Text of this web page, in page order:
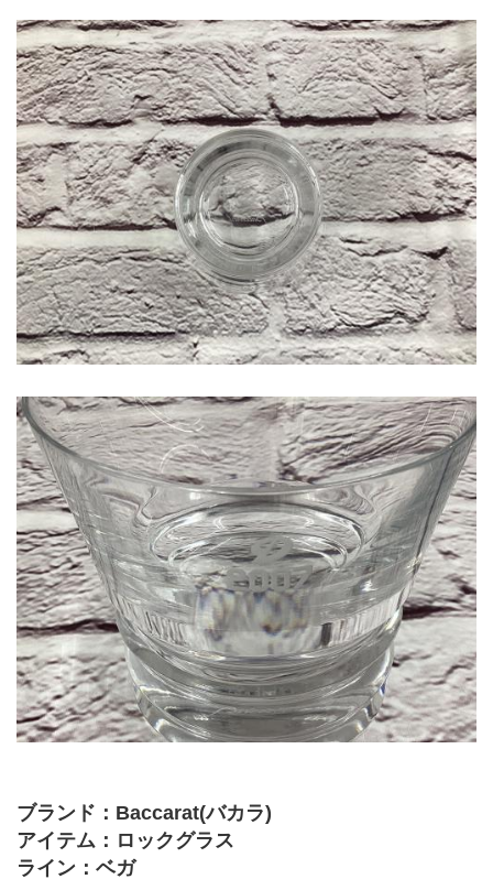
ブランド：Baccarat(バカラ)
アイテム：ロックグラス
ライン：ベガ